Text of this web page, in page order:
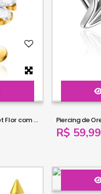
Piercing de Orelha - Piercing Labret Flor com Zircônias - 6ORE1058
R$ 59,99